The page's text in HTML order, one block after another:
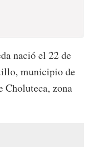
nació el 22 de
municipio de
Choluteca, zona